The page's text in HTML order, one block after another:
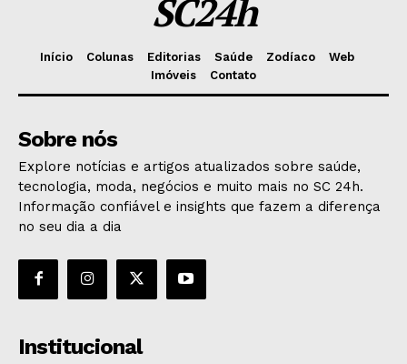
SC24h
Início Colunas Editorias Saúde Zodíaco
Web
Imóveis
Contato
Sobre nós
Explore notícias e artigos atualizados sobre saúde,
tecnologia, moda, negócios e muito mais no SC 24h.
Informação confiável e insights que fazem a diferença
no seu dia a dia
Institucional